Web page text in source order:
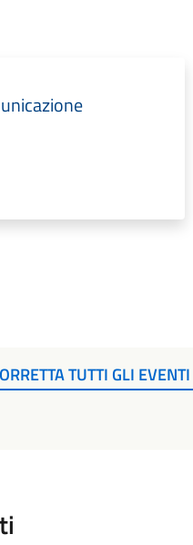
TUTTI GLI